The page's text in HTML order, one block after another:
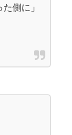
側に」